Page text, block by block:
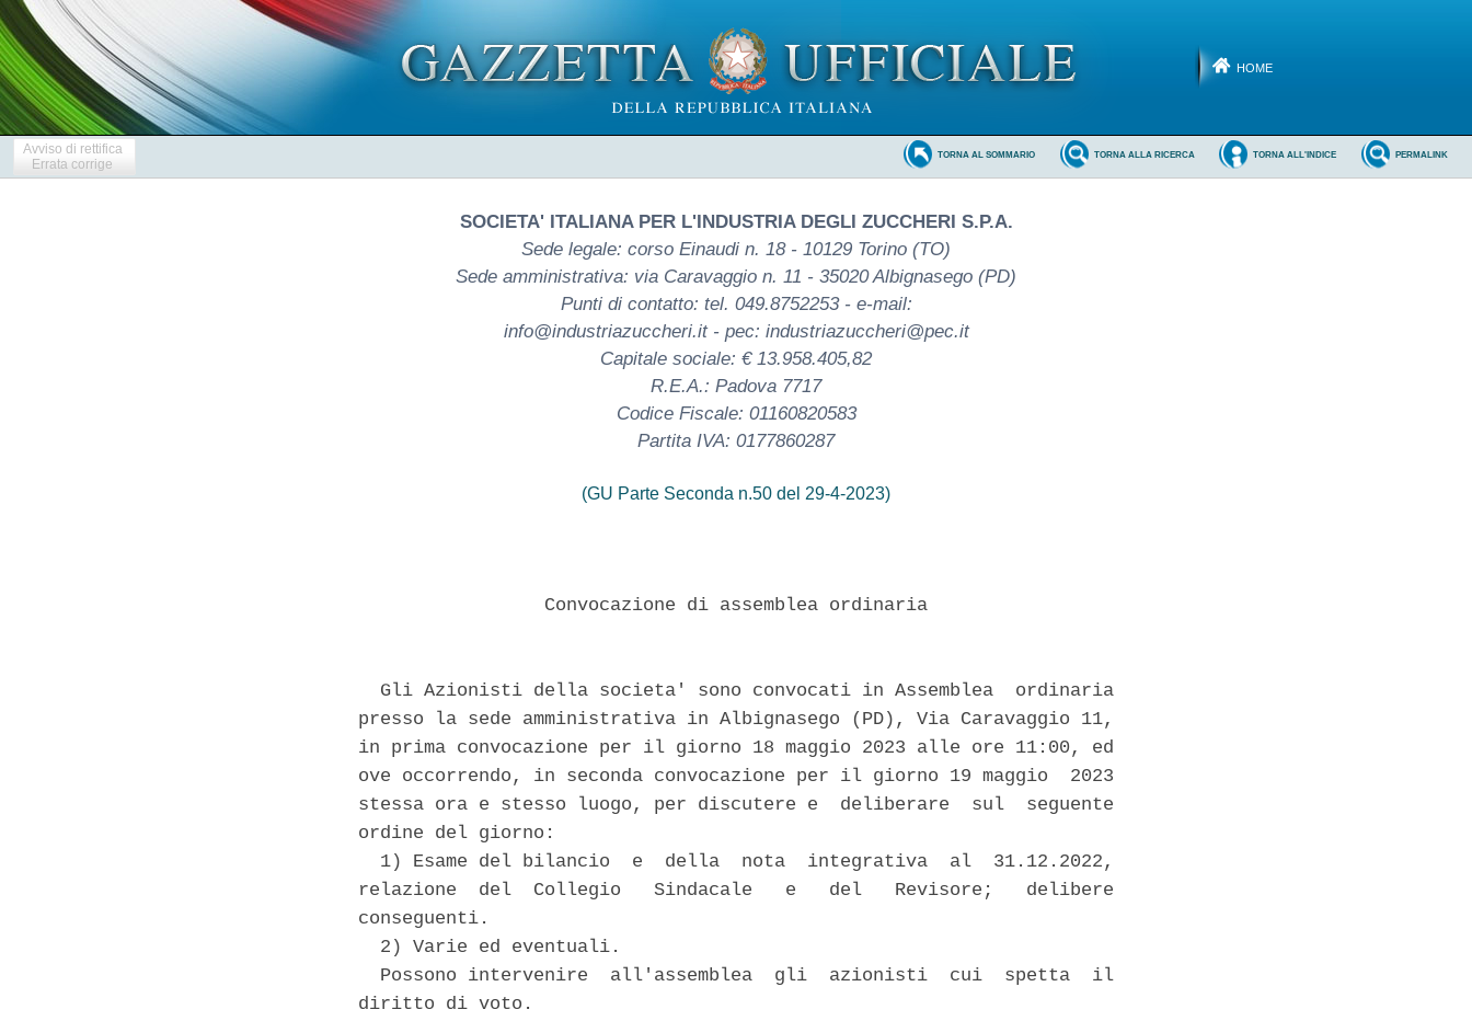
HOME
Avviso di rettifica
Errata corrige
PERMALINK
TORNA ALL'INDICE
TORNA ALLA RICERCA
TORNA AL SOMMARIO
SOCIETA' ITALIANA PER L'INDUSTRIA DEGLI ZUCCHERI S.P.A.
Sede legale: corso Einaudi n. 18 - 10129 Torino (TO)
Sede amministrativa: via Caravaggio n. 11 - 35020 Albignasego (PD)
Punti di contatto: tel. 049.8752253 - e-mail:
info@industriazuccheri.it - pec: industriazuccheri@pec.it
Capitale sociale: € 13.958.405,82
R.E.A.: Padova 7717
Codice Fiscale: 01160820583
Partita IVA: 0177860287
(GU Parte Seconda n.50 del 29-4-2023)
                 Convocazione di assemblea ordinaria
  Gli Azionisti della societa' sono convocati in Assemblea  ordinaria
presso la sede amministrativa in Albignasego (PD), Via Caravaggio 11,
in prima convocazione per il giorno 18 maggio 2023 alle ore 11:00, ed
ove occorrendo, in seconda convocazione per il giorno 19 maggio  2023
stessa ora e stesso luogo, per discutere e  deliberare  sul  seguente
ordine del giorno:
  1) Esame del bilancio  e  della  nota  integrativa  al  31.12.2022,
relazione  del  Collegio   Sindacale   e   del   Revisore;   delibere
conseguenti.
  2) Varie ed eventuali.
  Possono intervenire  all'assemblea  gli  azionisti  cui  spetta  il
diritto di voto.